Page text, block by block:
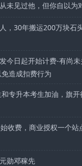
未见过他，但你自以为
，30年搬运200万块石
今日起开始计费-有尚
造成扣费行为
专升本考生加油，旗
收费，商业授权一个站
勋邓稼先